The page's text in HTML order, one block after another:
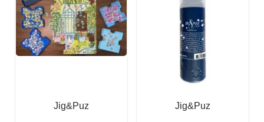
Jig&Puz Jig&Puz